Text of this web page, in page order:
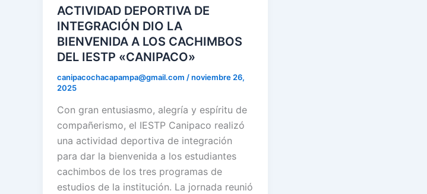
ACTIVIDAD DEPORTIVA DE
INTEGRACIÓN DIO LA
BIENVENIDA A LOS CACHIMBOS
DEL IESTP «CANIPACO»
canipacochacapampa@gmail.com /noviembre 26,
2025
Con gran entusiasmo, alegría y espíritu de
compañerismo, el IESTP Canipaco realizó
una actividad deportiva de integración
para dar la bienvenida a los estudiantes
cachimbos de los tres programas de
estudios de la institución. La jornada reunió